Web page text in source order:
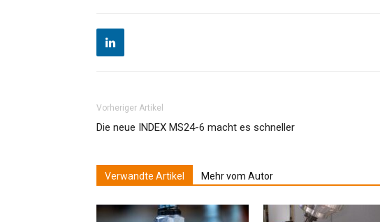
Vorheriger Artikel
Die neue INDEX MS24-6 macht es schneller
Verwandte Artikel Mehr vom Autor